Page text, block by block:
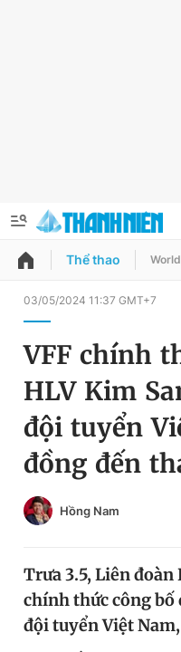
QUẢNG CÁO ĐẶT BÁO
Chuyên mục
Chuyên mục khác
Chào ngày mới
Tin thị trường
Video
Đổi mật khẩu
Tin đã lưu
Tin đã xem
Thể thao
03/05/2024 11:37 GMT+7
VFF chính
HLV Kim
đội tuyển
đồng đến
Hồng Nam
Trưa 3.5, Liên đoàn
chính thức công
đội tuyển Việt